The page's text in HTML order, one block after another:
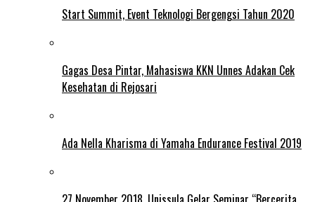
Start Summit, Event Teknologi Bergengsi Tahun 2020
Gagas Desa Pintar, Mahasiswa KKN Unnes Adakan Cek
Kesehatan di Rejosari
Ada Nella Kharisma di Yamaha Endurance Festival 2019